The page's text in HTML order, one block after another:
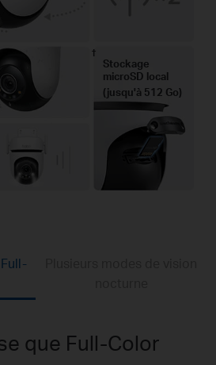
Stockage
microSD local
(jusqu'à 512 Go)
†
que Full-Color